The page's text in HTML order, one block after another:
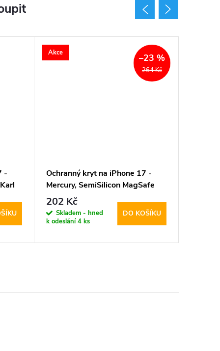
-
Akce
264 Kč
–23 %
Ochranný kryt na iPhone 17 -
Mercury, SemiSilicon MagSafe
Green
202 Kč
Skladem - hned
k odeslání4 ks
DO KOŠÍKU